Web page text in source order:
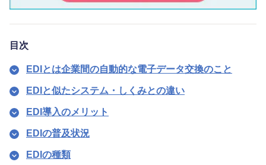
目次
EDIとは企業間の自動的な電子データ交換のこと
EDIと似たシステム・しくみとの違い
EDI導入のメリット
EDIの普及状況
EDIの種類